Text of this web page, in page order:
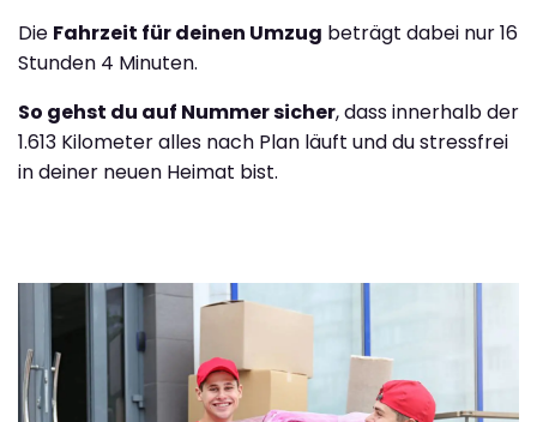
Die Fahrzeit für deinen Umzug beträgt dabei nur 16
Stunden 4 Minuten.
So gehst du auf Nummer sicher, dass innerhalb der
1.613 Kilometer alles nach Plan läuft und du stressfrei
in deiner neuen Heimat bist.